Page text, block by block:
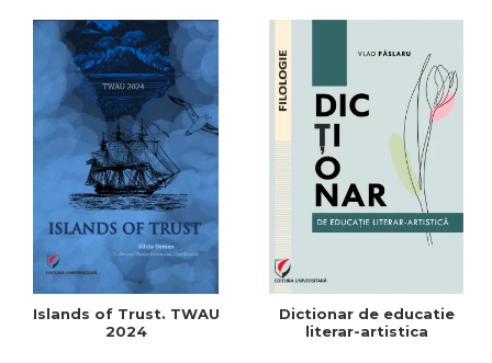
Islands of Trust. TWAU
2024
Dictionar de educatie
literar-artistica